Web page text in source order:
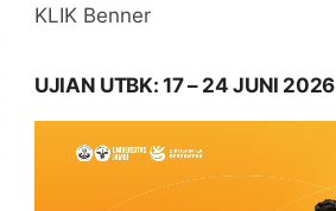
KLIK Benner
UJIAN UTBK: 17 – 24 JUNI 2026